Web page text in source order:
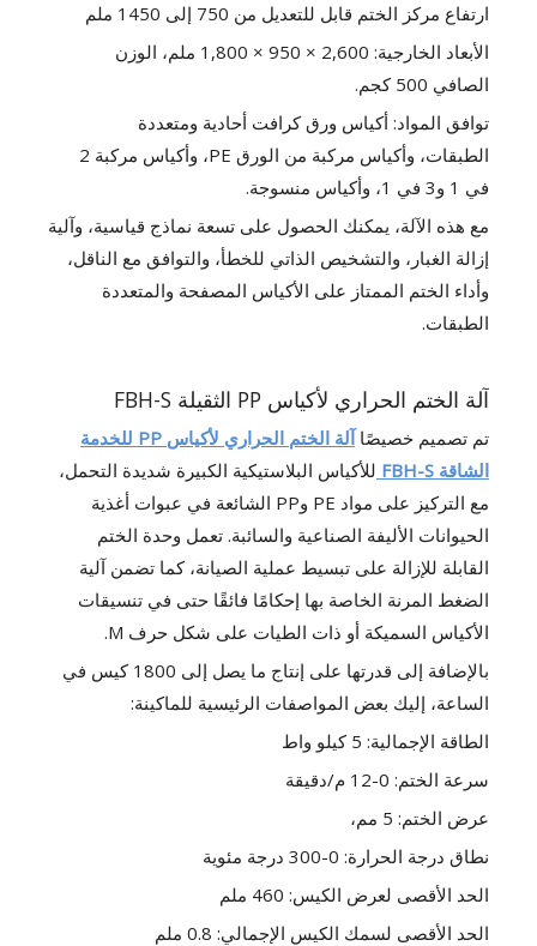
ارتفاع مركز الختم قابل للتعديل من 750 إلى 1450 ملم
الأبعاد الخارجية: 2,600 × 950 × 1,800 ملم، الوزن
الصافي 500 كجم.
توافق المواد: أكياس ورق كرافت أحادية ومتعددة
الطبقات، وأكياس مركبة من الورق PE، وأكياس مركبة 2
في 1 و3 في 1، وأكياس منسوجة.
مع هذه الآلة، يمكنك الحصول على تسعة نماذج قياسية، وآلية
إزالة الغبار، والتشخيص الذاتي للخطأ، والتوافق مع الناقل،
وأداء الختم الممتاز على الأكياس المصفحة والمتعددة
الطبقات.
آلة الختم الحراري لأكياس PP الثقيلة FBH-S
تم تصميم خصيصًا
آلة الختم الحراري لأكياس PP للخدمة
الشاقة FBH-S
للأكياس البلاستيكية الكبيرة شديدة التحمل،
مع التركيز على مواد PE وPP الشائعة في عبوات أغذية
الحيوانات الأليفة الصناعية والسائبة. تعمل وحدة الختم
القابلة للإزالة على تبسيط عملية الصيانة، كما تضمن آلية
الضغط المرنة الخاصة بها إحكامًا فائقًا حتى في تنسيقات
الأكياس السميكة أو ذات الطيات على شكل حرف M.
بالإضافة إلى قدرتها على إنتاج ما يصل إلى 1800 كيس في
الساعة، إليك بعض المواصفات الرئيسية للماكينة:
الطاقة الإجمالية: 5 كيلو واط
سرعة الختم: 0-12 م/دقيقة
عرض الختم: 5 مم،
نطاق درجة الحرارة: 0-300 درجة مئوية
الحد الأقصى لعرض الكيس: 460 ملم
الحد الأقصى لسمك الكيس الإجمالي: 0.8 ملم